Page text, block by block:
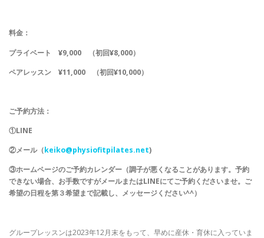
料金：
プライベート
¥9,000 （初回¥8,000）
ペアレッスン
¥11,000 （初回¥10,000）
ご予約方法：
①LINE
②メール（keiko@physiofitpilates.net)
③ホームページのご予約カレンダー（調子が悪くなることがあります。予約
できない場合、お手数ですがメールまたはLINEにてご予約くださいませ。ご
希望の日程を第３希望まで記載し、メッセージください^^）
グループレッスンは2023年12月末をもって、早めに産休・育休に入っていま